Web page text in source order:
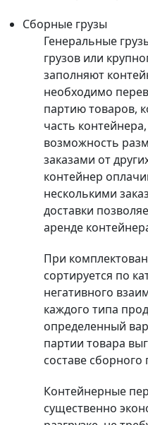
Сборные грузы
Генеральные
грузов или
заполняют
необходимо
партию товаров,
часть
возможность
заказами от
контейнер
несколькими
доставки
аренде
При
сортируется по
негативного
каждого типа
определенный
партии товара
составе сборного
Контейнерные
существенно